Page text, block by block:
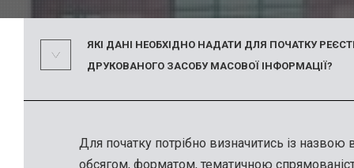
ЯКІ ДАНІ НЕОБХІДНО НАДАТИ ДЛЯ ПОЧАТКУ
ДРУКОВАНОГО ЗАСОБУ МАСОВОЇ ІНФОРМАЦІЇ?
Для початку потрібно визначитись із назвою
обсягом, форматом, тематичною